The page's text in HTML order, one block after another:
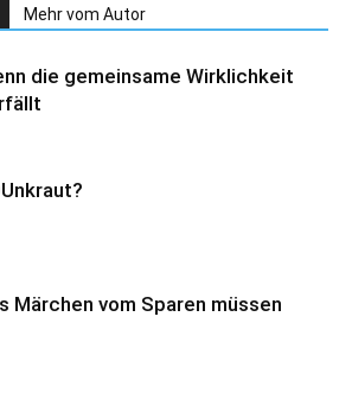
Mehr vom Autor
die gemeinsame Wirklichkeit
Märchen vom Sparen müssen